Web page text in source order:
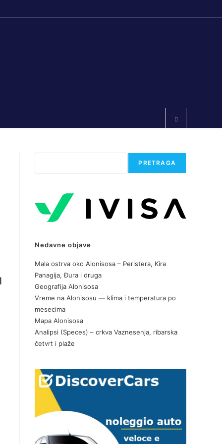
PRETRAGA
Nedavne objave
Mala ostrva oko Alonisosa – Peristera, Kira
Panagija, Đura i druga
Geografija Alonisosa
Vreme na Alonisosu — klima i temperatura po
mesecima
Mapa Alonisosa
Analipsi (Speces) – crkva Vaznesenja, ribarska
četvrt i plaže